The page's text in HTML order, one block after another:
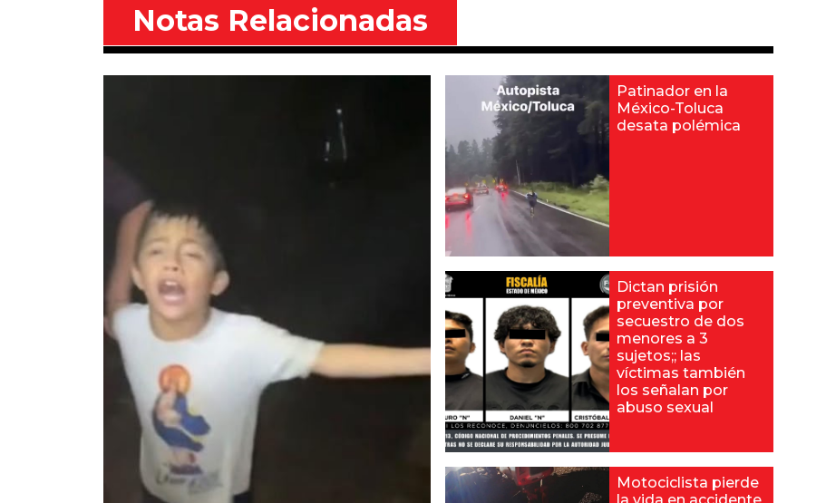
Notas Relacionadas
Patinador en la
México-Toluca
desata polémica
Dictan prisión
preventiva por
secuestro de dos
menores a 3
sujetos;; las
víctimas también
los señalan por
abuso sexual
Motociclista pierde